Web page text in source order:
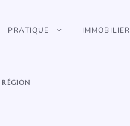
PRATIQUE IMMOBILIER